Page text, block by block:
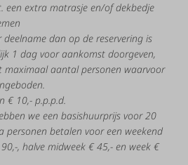
een extra matrasje en/of dekbedje
deelname dan op de reservering is
1dag voor aankomstdoorgeven,
maximaal aantal personen waarvoor
€ 10,- p.p.p.d.
we een basishuurprijs voor 20
personen betalen voor een weekend
, halve midweek € 45,- en week €